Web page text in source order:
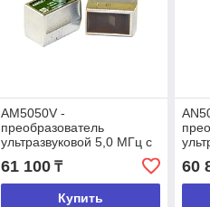
AM5050V -
преобразователь
ультразвуковой 5,0 МГц с
углом ввода 50 градусов
61 100₸
Купить
60